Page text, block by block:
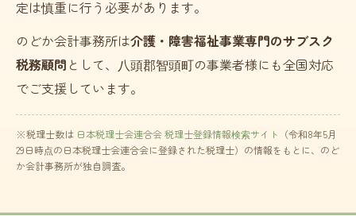
定は慎重に行う必要があります。
のどか会計事務所は介護・障害福祉事業専門のサブスク
税務顧問 として、八頭郡智頭町の事業者様にも全国対応
でご支援しています。
※税理士数は 日本税理士会連合会 税理士登録情報検索サイト （令和8年5月
29日時点の日本税理士会連合会に登録された税理士）の情報をもとに、のど
か会計事務所が独自調査。